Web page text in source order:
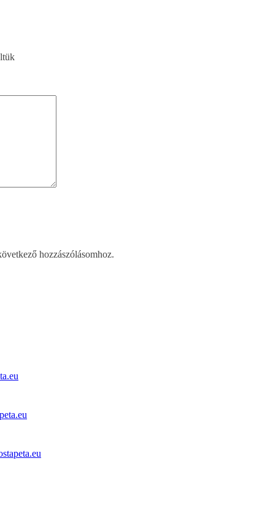
hozzászólásomhoz.